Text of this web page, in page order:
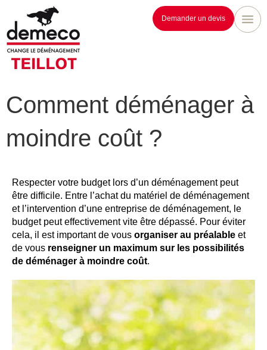
Demander un devis
Comment déménager à
moindre coût ?
Respecter votre budget lors d’un déménagement peut
être difficile. Entre l’achat du matériel de déménagement
et l’intervention d’une entreprise de déménagement, le
budget peut effectivement vite être dépassé. Pour éviter
cela, il est important de vous organiser au préalable et
de vous renseigner un maximum sur les possibilités
de déménager à moindre coût.